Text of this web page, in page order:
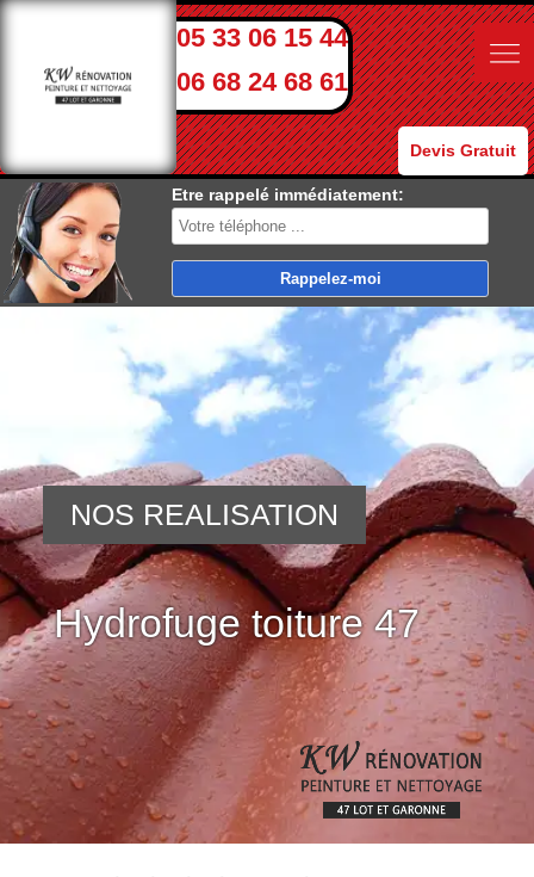
05 33 06 15 44
06 68 24 68 61
Devis Gratuit
Etre rappelé immédiatement:
Hydrofuge toiture 47
NOS REALISATION